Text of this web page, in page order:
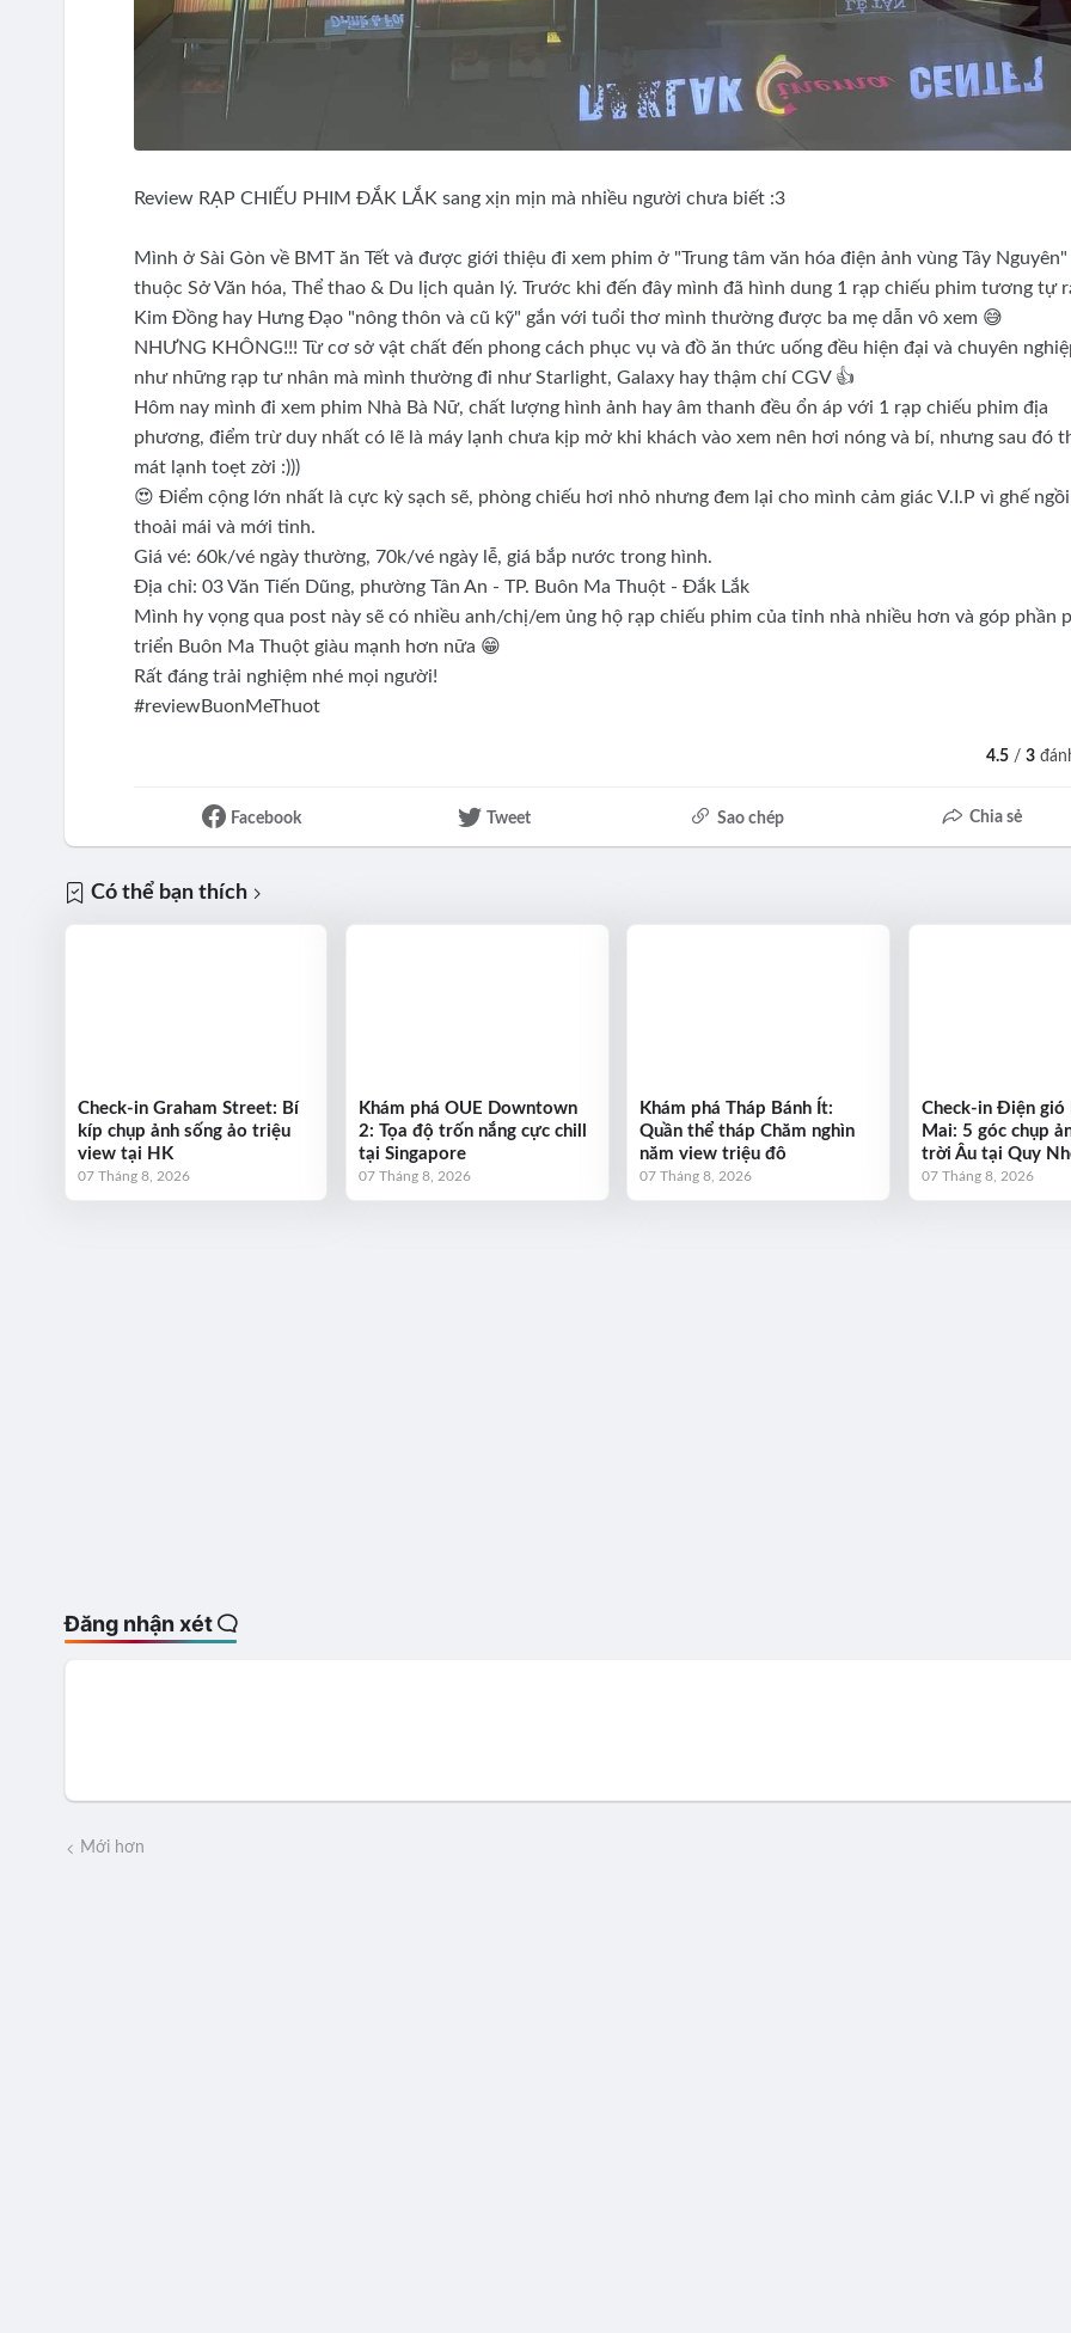
Review RẠP CHIẾU PHIM ĐẮK LẮK sang xịn mịn mà nhiều người chưa biết :3
Mình ở Sài Gòn về BMT ăn Tết và được giới thiệu đi xem phim ở "Trung tâm văn hóa điện ảnh vùng Tây Nguyên"
thuộc Sở Văn hóa, Thể thao & Du lịch quản lý. Trước khi đến đây mình đã hình dung 1 rạp chiếu phim tương tự
Kim Đồng hay Hưng Đạo "nông thôn và cũ kỹ" gắn với tuổi thơ mình thường được ba mẹ dẫn vô xem 😅
NHƯNG KHÔNG!!! Từ cơ sở vật chất đến phong cách phục vụ và đồ ăn thức uống đều hiện đại và chuyên
như những rạp tư nhân mà mình thường đi như Starlight, Galaxy hay thậm chí CGV 👍
Hôm nay mình đi xem phim Nhà Bà Nữ, chất lượng hình ảnh hay âm thanh đều ổn áp với 1 rạp chiếu phim địa
phương, điểm trừ duy nhất có lẽ là máy lạnh chưa kịp mở khi khách vào xem nên hơi nóng và bí, nhưng sau đó
mát lạnh toẹt zời :)))
😍 Điểm cộng lớn nhất là cực kỳ sạch sẽ, phòng chiếu hơi nhỏ nhưng đem lại cho mình cảm giác V.I.P vì ghế ngồi
thoải mái và mới tinh.
Giá vé: 60k/vé ngày thường, 70k/vé ngày lễ, giá bắp nước trong hình.
Địa chỉ: 03 Văn Tiến Dũng, phường Tân An - TP. Buôn Ma Thuột - Đắk Lắk
Mình hy vọng qua post này sẽ có nhiều anh/chị/em ủng hộ rạp chiếu phim của tỉnh nhà nhiều hơn và góp phần
triển Buôn Ma Thuột giàu mạnh hơn nữa 😁
Rất đáng trải nghiệm nhé mọi người!
#reviewBuonMeThuot
4.5 /3
Facebook Tweet Sao chép Chia sẻ
Có thể bạn thích
Check-in Graham Street: Bí
kíp chụp ảnh sống ảo triệu
view tại HK
07 Tháng 8, 2026
Khám phá OUE Downtown
2: Tọa độ trốn nắng cực chill
tại Singapore
07 Tháng 8, 2026
Khám phá Tháp Bánh Ít:
Quần thể tháp Chăm nghìn
năm view triệu đô
07 Tháng 8, 2026
Check-in Điện gió
Mai: 5 góc chụp
trời Âu tại Quy
07 Tháng 8, 2026
Đăng nhận xét
Mới hơn